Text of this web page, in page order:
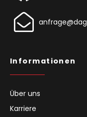
Informationen
Über uns
Karriere